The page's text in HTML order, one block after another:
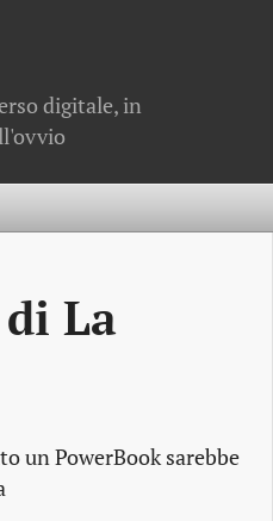
digitale, in
La
un PowerBook sarebbe